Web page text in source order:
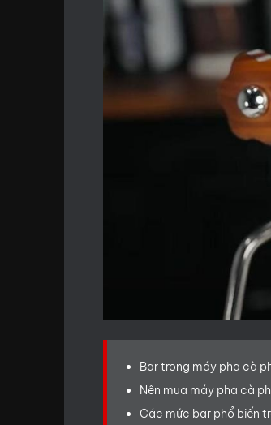
Bar trong máy pha cà
Nên mua máy pha cà
Các mức bar phổ biến